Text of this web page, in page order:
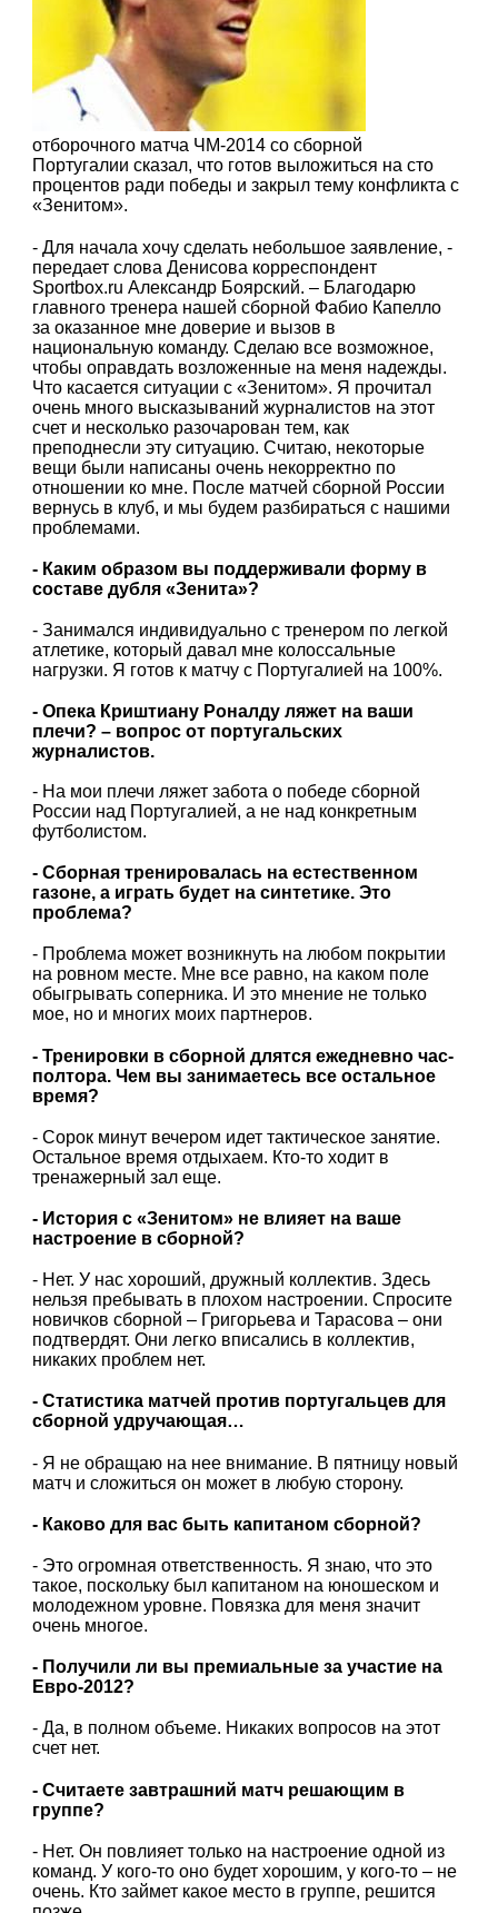
отборочного матча ЧМ-2014 со сборной
Португалии сказал, что готов выложиться на сто
процентов ради победы и закрыл тему конфликта с
«Зенитом».
- Для начала хочу сделать небольшое заявление, -
передает слова Денисова корреспондент
Sportbox.ru Александр Боярский. – Благодарю
главного тренера нашей сборной Фабио Капелло
за оказанное мне доверие и вызов в
национальную команду. Сделаю все возможное,
чтобы оправдать возложенные на меня надежды.
Что касается ситуации с «Зенитом». Я прочитал
очень много высказываний журналистов на этот
счет и несколько разочарован тем, как
преподнесли эту ситуацию. Считаю, некоторые
вещи были написаны очень некорректно по
отношении ко мне. После матчей сборной России
вернусь в клуб, и мы будем разбираться с нашими
проблемами.
- Каким образом вы поддерживали форму в
составе дубля «Зенита»?
- Занимался индивидуально с тренером по легкой
атлетике, который давал мне колоссальные
нагрузки. Я готов к матчу с Португалией на 100%.
- Опека Криштиану Роналду ляжет на ваши
плечи? – вопрос от португальских
журналистов.
- На мои плечи ляжет забота о победе сборной
России над Португалией, а не над конкретным
футболистом.
- Сборная тренировалась на естественном
газоне, а играть будет на синтетике. Это
проблема?
- Проблема может возникнуть на любом покрытии
на ровном месте. Мне все равно, на каком поле
обыгрывать соперника. И это мнение не только
мое, но и многих моих партнеров.
- Тренировки в сборной длятся ежедневно час-
полтора. Чем вы занимаетесь все остальное
время?
- Сорок минут вечером идет тактическое занятие.
Остальное время отдыхаем. Кто-то ходит в
тренажерный зал еще.
- История с «Зенитом» не влияет на ваше
настроение в сборной?
- Нет. У нас хороший, дружный коллектив. Здесь
нельзя пребывать в плохом настроении. Спросите
новичков сборной – Григорьева и Тарасова – они
подтвердят. Они легко вписались в коллектив,
никаких проблем нет.
- Статистика матчей против португальцев для
сборной удручающая…
- Я не обращаю на нее внимание. В пятницу новый
матч и сложиться он может в любую сторону.
- Каково для вас быть капитаном сборной?
- Это огромная ответственность. Я знаю, что это
такое, поскольку был капитаном на юношеском и
молодежном уровне. Повязка для меня значит
очень многое.
- Получили ли вы премиальные за участие на
Евро-2012?
- Да, в полном объеме. Никаких вопросов на этот
счет нет.
- Считаете завтрашний матч решающим в
группе?
- Нет. Он повлияет только на настроение одной из
команд. У кого-то оно будет хорошим, у кого-то – не
очень. Кто займет какое место в группе, решится